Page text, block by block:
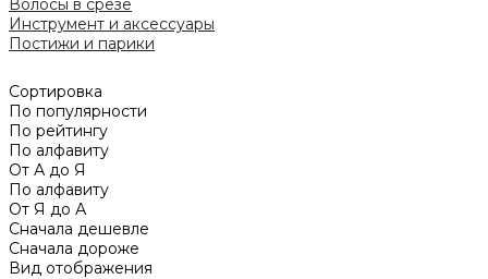
Инструмент и аксессуары
Постижи и парики
Сортировка
По популярности
По рейтингу
По алфавиту
От А до Я
По алфавиту
От Я до А
Сначала дешевле
Сначала дороже
Вид отображения